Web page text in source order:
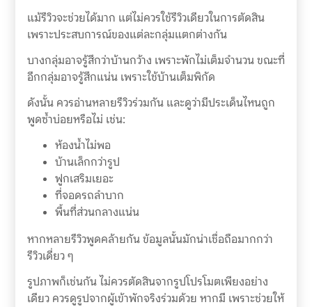
แม้รีวิวจะช่วยได้มาก แต่ไม่ควรใช้รีวิวเดียวในการตัดสิน
เพราะประสบการณ์ของแต่ละกลุ่มแตกต่างกัน
บางกลุ่มอาจรู้สึกว่าบ้านกว้าง เพราะพักไม่เต็มจำนวน ขณะที่
อีกกลุ่มอาจรู้สึกแน่น เพราะใช้บ้านเต็มพิกัด
ดังนั้น ควรอ่านหลายรีวิวร่วมกัน และดูว่ามีประเด็นไหนถูก
พูดซ้ำบ่อยหรือไม่ เช่น:
ห้องน้ำไม่พอ
บ้านเล็กกว่ารูป
ฟูกเสริมเยอะ
ที่จอดรถลำบาก
พื้นที่ส่วนกลางแน่น
หากหลายรีวิวพูดคล้ายกัน ข้อมูลนั้นมักน่าเชื่อถือมากกว่า
รีวิวเดี่ยว ๆ
รูปภาพก็เช่นกัน ไม่ควรตัดสินจากรูปโปรโมตเพียงอย่าง
เดียว ควรดูรูปจากผู้เข้าพักจริงร่วมด้วย หากมี เพราะช่วยให้